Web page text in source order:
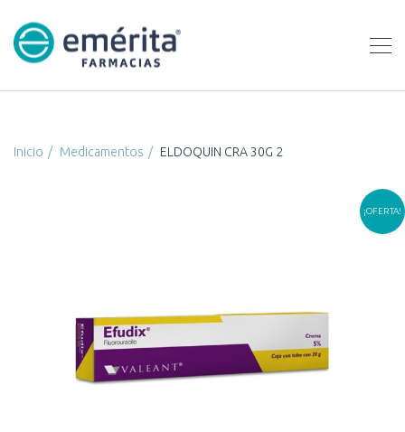
Inicio Medicamentos ELDOQUIN CRA 30G 2
¡OFERTA!